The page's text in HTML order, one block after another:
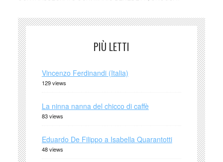
PIÙ LETTI
Vincenzo Ferdinandi (Italia)
129 views
La ninna nanna del chicco di caffè
83 views
Eduardo De Filippo a Isabella Quarantotti
48 views